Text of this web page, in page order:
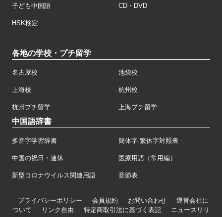
子ども中国語 CD・DVD
HSK検定
各地の学校・プチ留学
名古屋校 池袋校
上海校 杭州校
杭州プチ留学 上海プチ留学
中国語辞書
多音字学習辞書 簡体字·繁体字対照表
中国の祝日・連休 医療用語（常用編）
新型コロナウイルス関連用語 音節表
プライバシーポリシー 会員規約 お問い合わせ
運営会社に
ついて
リンク自由 特定商取引法に基づく表記
ニュースリリ